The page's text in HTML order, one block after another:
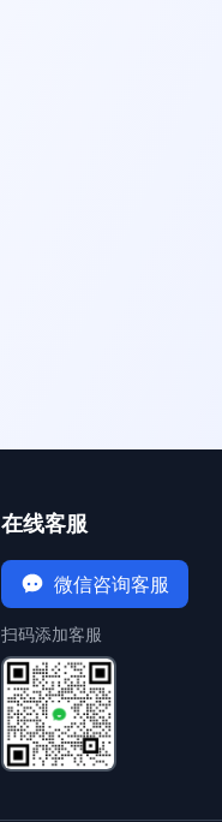
在线客服
微信咨询客服
扫码添加客服